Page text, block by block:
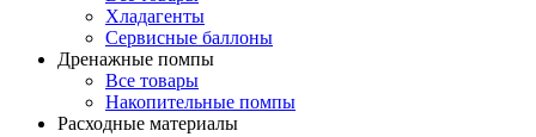
Хладагенты
Сервисные баллоны
Дренажные помпы
Все товары
Накопительные помпы
Расходные материалы